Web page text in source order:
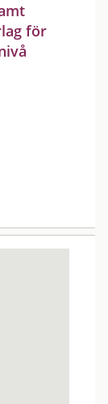
för